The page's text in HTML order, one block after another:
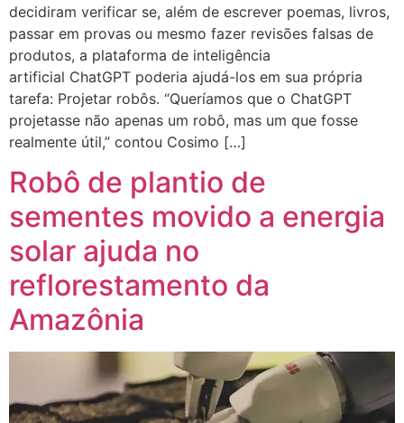
decidiram verificar se, além de escrever poemas, livros,
passar em provas ou mesmo fazer revisões falsas de
produtos, a plataforma de inteligência
artificial ChatGPT poderia ajudá-los em sua própria
tarefa: Projetar robôs. “Queríamos que o ChatGPT
projetasse não apenas um robô, mas um que fosse
realmente útil,” contou Cosimo […]
Robô de plantio de
sementes movido a energia
solar ajuda no
reflorestamento da
Amazônia